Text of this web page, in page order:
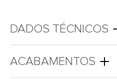
DADOS TÉCNICOS
ACABAMENTOS